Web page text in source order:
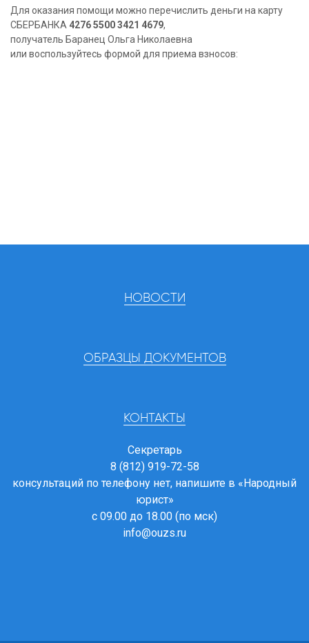
Для оказания помощи можно перечислить деньги на карту
СБЕРБАНКА 4276 5500 3421 4679,
получатель Баранец Ольга Николаевна
или воспользуйтесь формой для приема взносов:
НОВОСТИ
ОБРАЗЦЫ ДОКУМЕНТОВ
КОНТАКТЫ
Секретарь
8 (812) 919-72-58
консультаций по телефону нет, напишите в «Народный
юрист»
с 09.00 до 18.00 (по мск)
info@ouzs.ru